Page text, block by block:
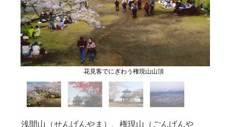
花見客でにぎわう権現山山頂
浅間山（せんげんやま）、権現山（ごんげんや